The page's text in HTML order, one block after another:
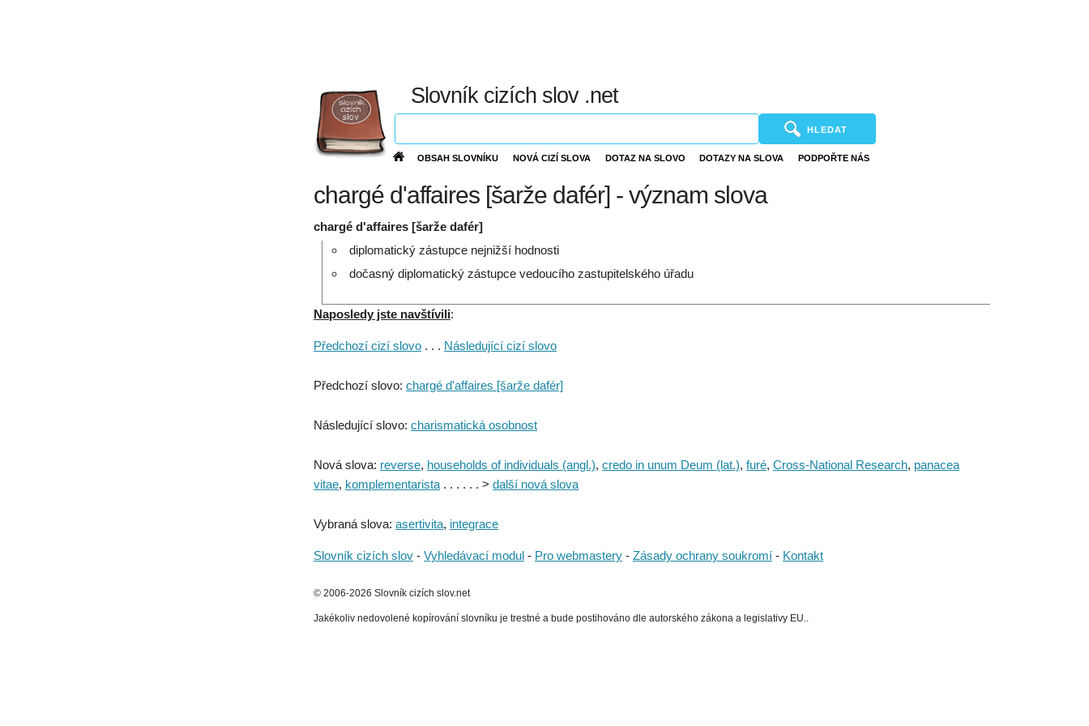
Slovník cizích slov .net
HLEDAT
OBSAH SLOVNÍKU NOVÁ CIZÍ SLOVA DOTAZ NA SLOVO DOTAZY NA SLOVA PODPOŘTE NÁS
chargé d'affaires [šarže dafér] - význam slova
chargé d'affaires [šarže dafér]
diplomatický zástupce nejnižší hodnosti
dočasný diplomatický zástupce vedoucího zastupitelského úřadu
Naposledy jste navštívili:
Předchozí cizí slovo . . . Následující cizí slovo
Předchozí slovo: chargé d'affaires [šarže dafér]
Následující slovo: charismatická osobnost
Nová slova: reverse, households of individuals (angl.), credo in unum Deum (lat.), furé, Cross-National Research, panacea
vitae, komplementarista . . . . . . > další nová slova
Vybraná slova: asertivita, integrace
Slovník cizích slov - Vyhledávací modul - Pro webmastery - Zásady ochrany soukromí - Kontakt
© 2006-2026 Slovník cizích slov.net
Jakékoliv nedovolené kopírování slovníku je trestné a bude postihováno dle autorského zákona a legislativy EU..